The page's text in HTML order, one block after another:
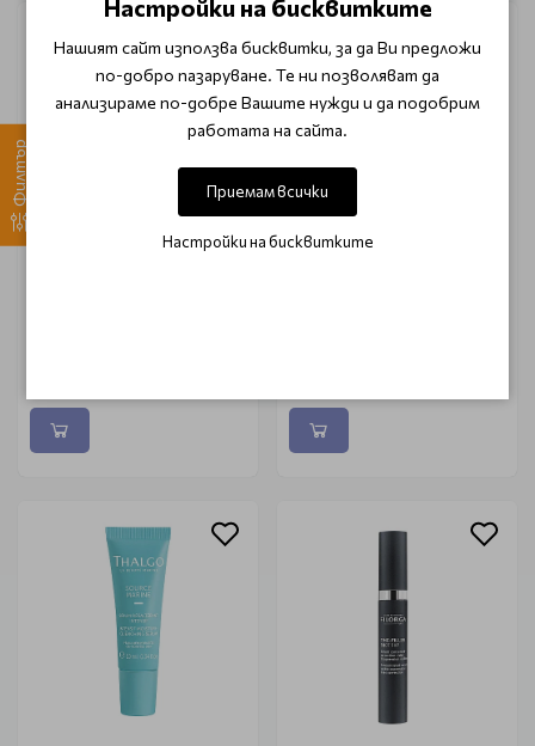
Филтър
-15%
Настройки на бисквитките
Нашият сайт използва бисквитки, за да Ви предложи
по-добро пазаруване. Те ни позволяват да
анализираме по-добре Вашите нужди и да подобрим
работата на сайта.
Приемам всички
Настройки на бисквитките